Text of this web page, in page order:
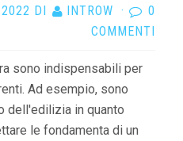
DI INTROW ·
0
COMMENTI
sono indispensabili per
Ad esempio, sono
dell'edilizia in quanto
le fondamenta di un